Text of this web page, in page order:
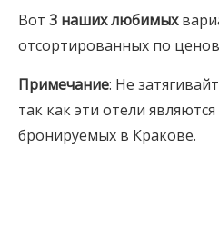
Вот 3 нашихлюбимых
отсортированных по
Примечание: Не
так как эти отели
бронируемых в Кракове.